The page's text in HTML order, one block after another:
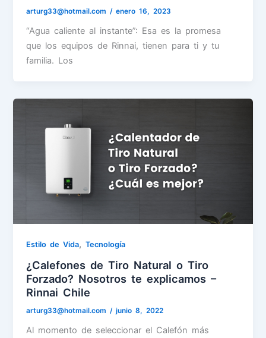
arturg33@hotmail.com/enero 16, 2023
“Agua caliente al instante”: Esa es la promesa
que los equipos de Rinnai, tienen para ti y tu
familia. Los
Estilo de Vida,Tecnología
¿Calefones de Tiro Natural o Tiro
Forzado? Nosotros te explicamos –
Rinnai Chile
arturg33@hotmail.com/junio 8, 2022
Al momento de seleccionar el Calefón más